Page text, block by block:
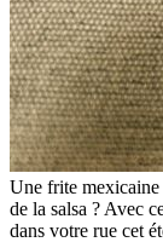
Une frite mexicaine
de la salsa ? Avec
dans votre rue cet